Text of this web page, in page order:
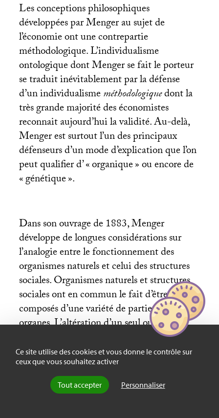
Ce site utilise des cookies et vous donne le contrôle sur
ceux que vous souhaitez activer
Tout accepter Personnaliser
Les conceptions philosophiques
développées par Menger au sujet de
l’économie ont une contrepartie
méthodologique. L’individualisme
ontologique dont Menger se fait le porteur
se traduit inévitablement par la défense
d’un individualismeméthodologiquedont la
très grande majorité des économistes
reconnait aujourd’hui la validité. Au-delà,
Menger est surtout l’un des principaux
défenseurs d’un mode d’explication que l’on
peut qualifier d’ «organique» ou encore de
«génétique».
Dans son ouvrage de 1883, Menger
développe de longues considérations sur
l’analogie entre le fonctionnement des
organismes naturels et celui des structures
sociales. Organismes naturels et structures
sociales ont en commun le fait d’être
composés d’une variété de parties ou
organes. L’altération d’un seul ou de leurs
relations est fortement susceptible de
perturber le tout qu’est l’organisme ou la
structure. Par ailleurs, ces parties ne peuvent
fonctionner qu’au travers de leur
appartenance à la structure ou à l’organisme.